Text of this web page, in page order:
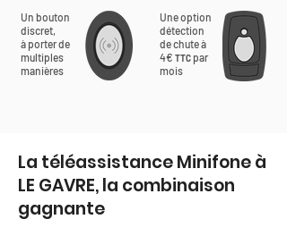
Un bouton
discret,
à porter de
multiples
manières
Une option
détection
de chute à
4€ TTC par
mois
La téléassistance Minifone à
LE GAVRE, la combinaison
gagnante